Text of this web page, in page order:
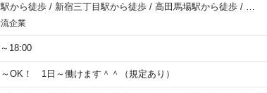
から徒歩/ 新宿三丁目駅から徒歩/ 高田馬場駅から徒歩/
企業
18:00
OK！ 1日～働けます＾＾（規定あり）